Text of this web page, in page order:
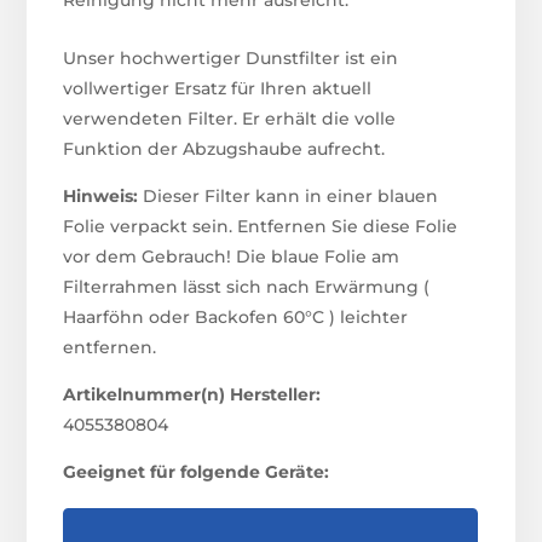
Unser hochwertiger Dunstfilter ist ein
vollwertiger Ersatz für Ihren aktuell
verwendeten Filter. Er erhält die volle
Funktion der Abzugshaube aufrecht.
Hinweis: Dieser Filter kann in einer blauen
Folie verpackt sein. Entfernen Sie diese Folie
vor dem Gebrauch! Die blaue Folie am
Filterrahmen lässt sich nach Erwärmung (
Haarföhn oder Backofen 60°C ) leichter
entfernen.
Artikelnummer(n) Hersteller:
4055380804
Geeignet für folgende Geräte: